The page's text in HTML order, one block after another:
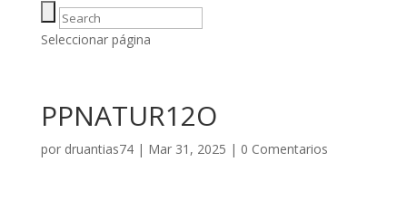
Seleccionar página
PPNATUR12O
por druantias74| Mar 31, 2025 | 0 Comentarios